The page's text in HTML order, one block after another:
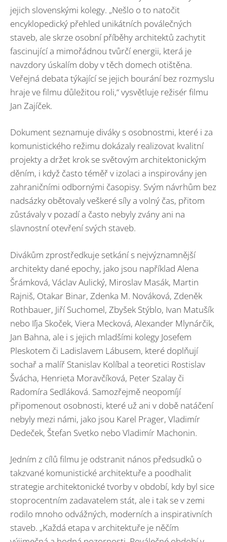
jejich slovenskými kolegy. „Nešlo o to natočit
encyklopedický přehled unikátních poválečných
staveb, ale skrze osobní příběhy architektů zachytit
fascinující a mimořádnou tvůrčí energii, která je
navzdory úskalím doby v těch domech otištěna.
Veřejná debata týkající se jejich bourání bez rozmyslu
hraje ve filmu důležitou roli,“ vysvětluje režisér filmu
Jan Zajíček.
Dokument seznamuje diváky s osobnostmi, které i za
komunistického režimu dokázaly realizovat kvalitní
projekty a držet krok se světovým architektonickým
děním, i když často téměř v izolaci a inspirovány jen
zahraničními odbornými časopisy. Svým návrhům bez
nadsázky obětovaly veškeré síly a volný čas, přitom
zůstávaly v pozadí a často nebyly zvány ani na
slavnostní otevření svých staveb.
Divákům zprostředkuje setkání s nejvýznamnější
architekty dané epochy, jako jsou například Alena
Šrámková, Václav Aulický, Miroslav Masák, Martin
Rajniš, Otakar Binar, Zdenka M. Nováková, Zdeněk
Rothbauer, Jiří Suchomel, Zbyšek Stýblo, Ivan Matušík
nebo Iľja Skoček, Viera Mecková, Alexander Mlynárčik,
Jan Bahna, ale i s jejich mladšími kolegy Josefem
Pleskotem či Ladislavem Lábusem, které doplňují
sochař a malíř Stanislav Kolíbal a teoretici Rostislav
Švácha, Henrieta Moravčíková, Peter Szalay či
Radomíra Sedláková. Samozřejmě neopomíjí
připomenout osobnosti, které už ani v době natáčení
nebyly mezi námi, jako jsou Karel Prager, Vladimír
Dedeček, Štefan Svetko nebo Vladimír Machonin.
Jedním z cílů filmu je odstranit nános předsudků o
takzvané komunistické architektuře a poodhalit
strategie architektonické tvorby v období, kdy byl sice
stoprocentním zadavatelem stát, ale i tak se v zemi
rodilo mnoho odvážných, moderních a inspirativních
staveb. „Každá etapa v architektuře je něčím